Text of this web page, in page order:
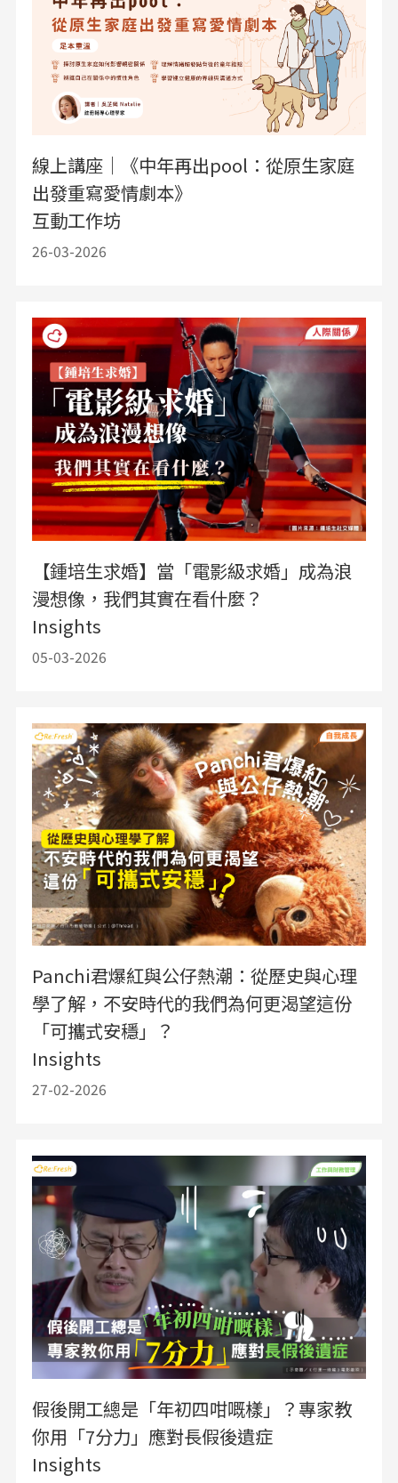
線上講座｜《中年再出pool：從原生家庭
出發重寫愛情劇本》
互動工作坊
26-03-2026
【鍾培生求婚】當「電影級求婚」成為浪
漫想像，我們其實在看什麼？
Insights
05-03-2026
Panchi君爆紅與公仔熱潮：從歷史與心理
學了解，不安時代的我們為何更渴望這份
「可攜式安穩」？
Insights
27-02-2026
假後開工總是「年初四咁嘅樣」？專家教
你用「7分力」應對長假後遺症
Insights